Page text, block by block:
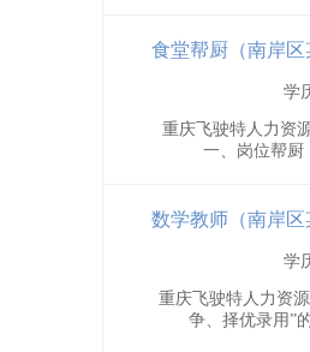
食堂帮厨（南岸区
学
重庆飞驶特人力资
一、岗位帮厨
数学教师（南岸区
学
重庆飞驶特人力资
争、择优录用”